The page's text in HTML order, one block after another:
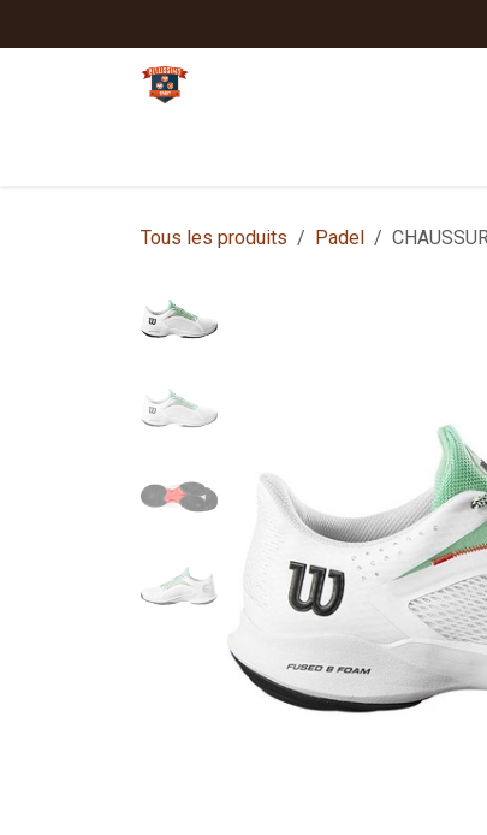
Tous les produits Padel